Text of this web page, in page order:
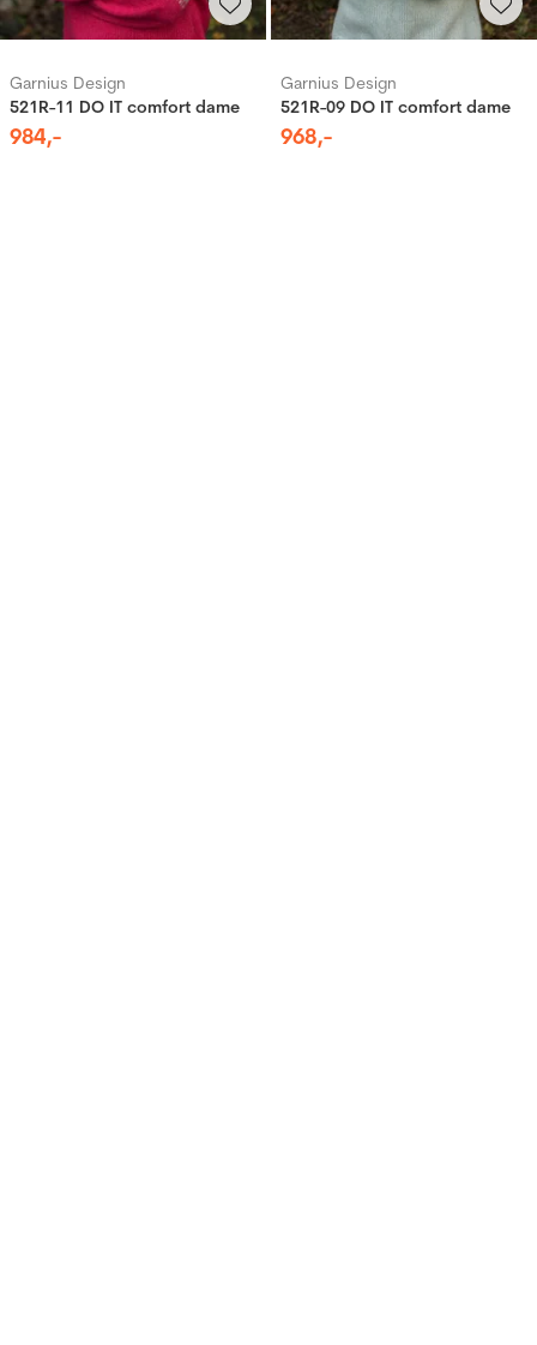
Garnius Design
521R-11 DO IT comfort dame
984,-
Garnius Design
521R-09 DO IT comfort dame
968,-